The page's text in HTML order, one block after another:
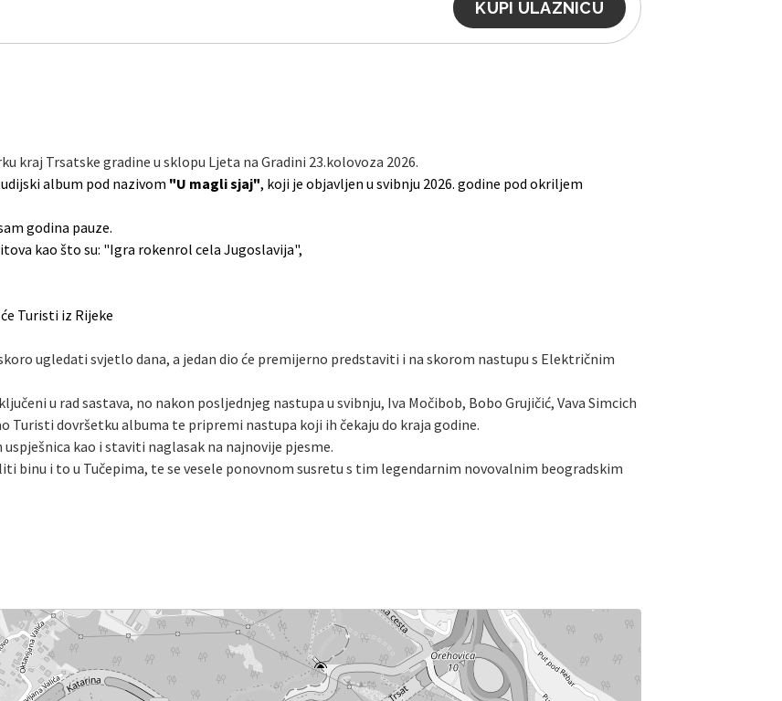
KUPI ULAZNICU
kraj Trsatske gradine u sklopu Ljeta na Gradini 23.kolovoza 2026.
album pod nazivom "U magli sjaj", koji je objavljen u svibnju 2026. godine pod okriljem
godina pauze.
kao što su: "Igra rokenrol cela Jugoslavija",
Turisti iz Rijeke
ugledati svjetlo dana, a jedan dio će premijerno predstaviti i na skorom nastupu s Električnim
u rad sastava, no nakon posljednjeg nastupa u svibnju, Iva Močibob, Bobo Grujičić, Vava Simcich
Turisti dovršetku albuma te pripremi nastupa koji ih čekaju do kraja godine.
kao i staviti naglasak na najnovije pjesme.
binu i to u Tučepima, te se vesele ponovnom susretu s tim legendarnim novovalnim beogradskim